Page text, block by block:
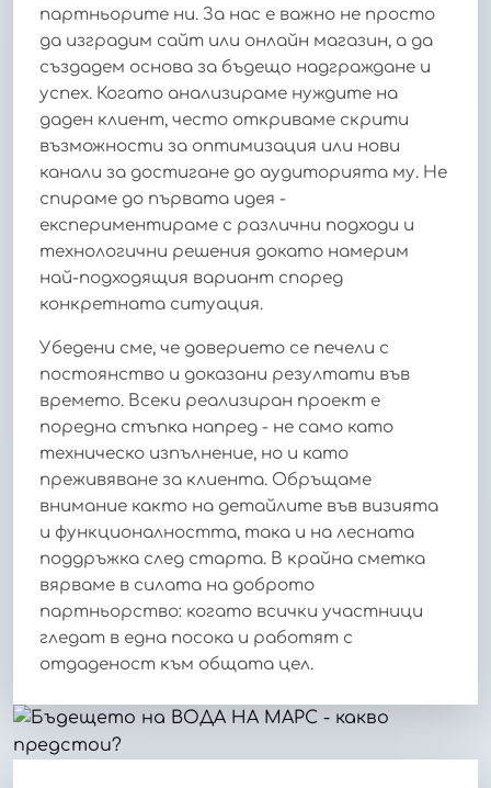
партньорите ни. За нас е важно не просто
да изградим сайт или онлайн магазин, а да
създадем основа за бъдещо надграждане и
успех. Когато анализираме нуждите на
даден клиент, често откриваме скрити
възможности за оптимизация или нови
канали за достигане до аудиторията му. Не
спираме до първата идея -
експериментираме с различни подходи и
технологични решения докато намерим
най-подходящия вариант според
конкретната ситуация.
Убедени сме, че доверието се печели с
постоянство и доказани резултати във
времето. Всеки реализиран проект е
поредна стъпка напред - не само като
техническо изпълнение, но и като
преживяване за клиента. Обръщаме
внимание както на детайлите във визията
и функционалността, така и на лесната
поддръжка след старта. В крайна сметка
вярваме в силата на доброто
партньорство: когато всички участници
гледат в една посока и работят с
отдаденост към общата цел.